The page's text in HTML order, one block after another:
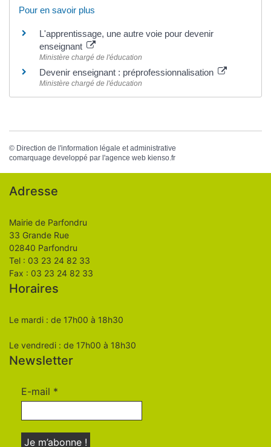
Pour en savoir plus
L'apprentissage, une autre voie pour devenir
enseignant
Ministère chargé de l'éducation
Devenir enseignant : préprofessionnalisation
Ministère chargé de l'éducation
© Direction de l'information légale et administrative
comarquage developpé par l'agence web kienso.fr
Adresse
Mairie de Parfondru
33 Grande Rue
02840 Parfondru
Tel : 03 23 24 82 33
Fax : 03 23 24 82 33
Horaires
Le mardi : de 17h00 à 18h30
Le vendredi : de 17h00 à 18h30
Newsletter
E-mail *